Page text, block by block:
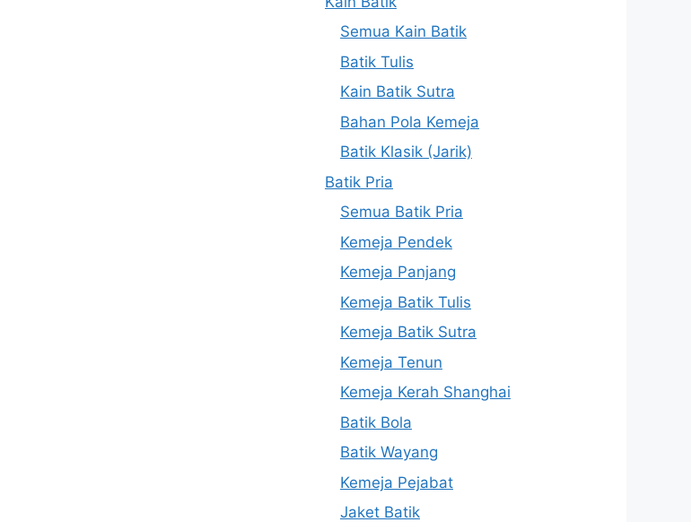
Semua Kain Batik
Batik Tulis
Kain Batik Sutra
Bahan Pola Kemeja
Batik Klasik (Jarik)
Batik Pria
Semua Batik Pria
Kemeja Pendek
Kemeja Panjang
Kemeja Batik Tulis
Kemeja Batik Sutra
Kemeja Tenun
Kemeja Kerah Shanghai
Batik Bola
Batik Wayang
Kemeja Pejabat
Jaket Batik